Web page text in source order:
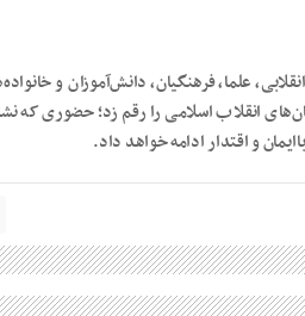
علما، فرهنگیان، دانش‌آموزان و
انقلاب اسلامی را رقم زد؛ حضوری که
و اقتدار ادامه خواهد داد.